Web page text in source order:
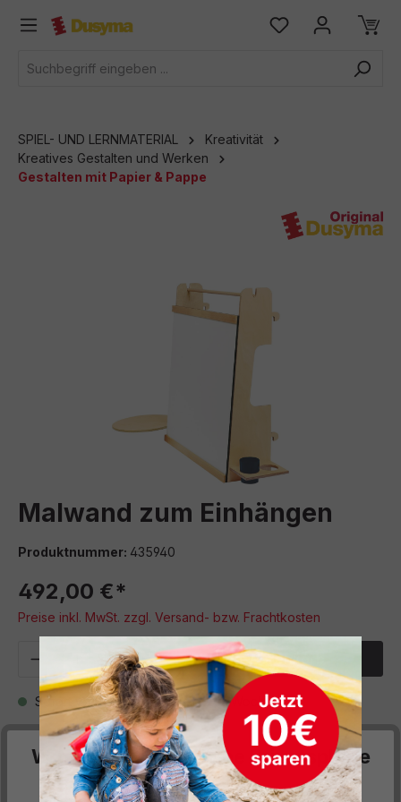
springen
SPIEL- UND LERNMATERIAL
Kreativität
Kreatives Gestalten und Werken
Gestalten mit Papier & Pappe
Malwand zum Einhängen
Produktnummer: 435940
492,00 €*
Preise inkl. MwSt. zzgl. Versand- bzw. Frachtkosten
Produkt Anzahl: Gib den
In den Warenkorb
Sofort verfügbar, Lieferzeit: 8-12 Wochen
Zum Merkzettel hinzufügen
Wir respektieren deine Privatsphäre